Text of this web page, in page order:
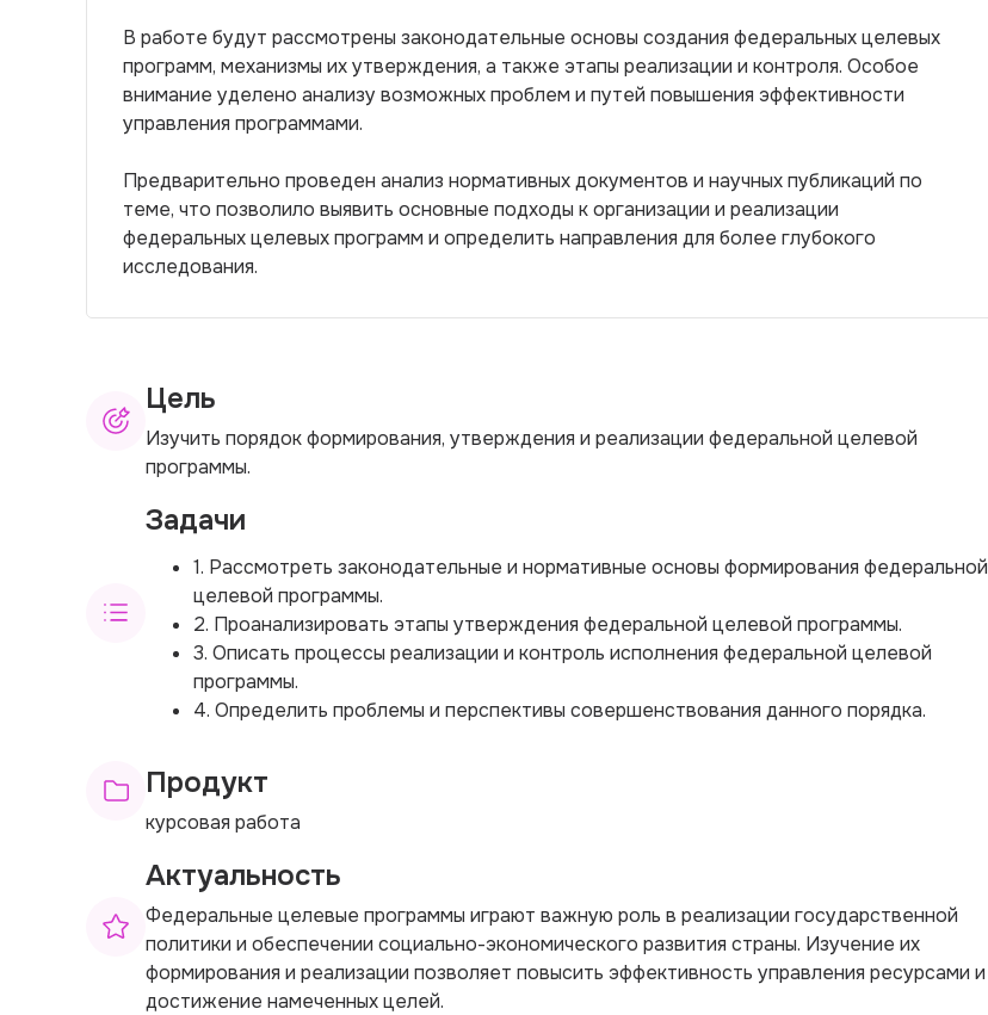
В работе будут рассмотрены законодательные основы создания федеральных целевых
программ, механизмы их утверждения, а также этапы реализации и контроля. Особое
внимание уделено анализу возможных проблем и путей повышения эффективности
управления программами.
Предварительно проведен анализ нормативных документов и научных публикаций по
теме, что позволило выявить основные подходы к организации и реализации
федеральных целевых программ и определить направления для более глубокого
исследования.
Цель
Изучить порядок формирования, утверждения и реализации федеральной целевой
программы.
Задачи
1. Рассмотреть законодательные и нормативные основы формирования федеральной
целевой программы.
2. Проанализировать этапы утверждения федеральной целевой программы.
3. Описать процессы реализации и контроль исполнения федеральной целевой
программы.
4. Определить проблемы и перспективы совершенствования данного порядка.
Продукт
курсовая работа
Актуальность
Федеральные целевые программы играют важную роль в реализации государственной
политики и обеспечении социально-экономического развития страны. Изучение их
формирования и реализации позволяет повысить эффективность управления ресурсами и
достижение намеченных целей.